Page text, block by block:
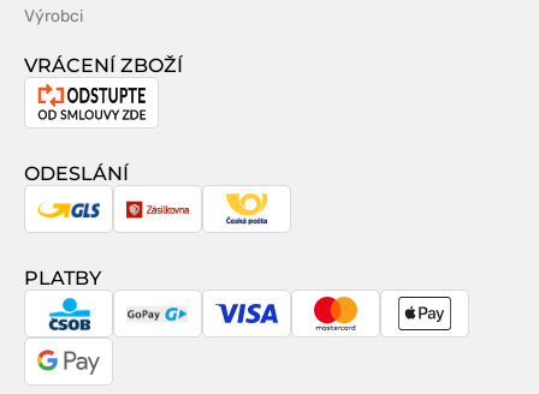
Výrobci
VRÁCENÍ ZBOŽÍ
Odstoupení
smlouvy
ODESLÁNÍ
GLS ZásilkovnaČeská
PLATBY
CSOB GoPay Visa MasterCardApple
Google